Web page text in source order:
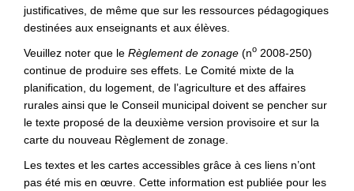
justificatives, de même que sur les ressources pédagogiques
destinées aux enseignants et aux élèves.
Veuillez noter que le Règlement de zonage (no 2008-250)
continue de produire ses effets. Le Comité mixte de la
planification, du logement, de l’agriculture et des affaires
rurales ainsi que le Conseil municipal doivent se pencher sur
le texte proposé de la deuxième version provisoire et sur la
carte du nouveau Règlement de zonage.
Les textes et les cartes accessibles grâce à ces liens n’ont
pas été mis en œuvre. Cette information est publiée pour les